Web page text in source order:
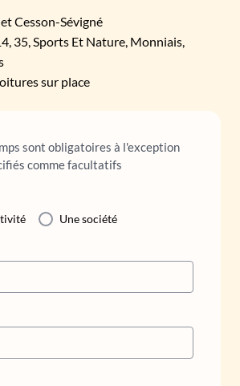
Cesson-Sévigné
35, Sports Et Nature, Monniais,
sur place
sont obligatoires à l'exception
comme facultatifs
Une société